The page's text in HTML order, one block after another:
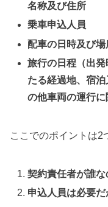
名称及び住所
乗車申込人員
配車の日時及び場
旅行の日程（出
たる経過地、宿
の他車両の運行に
ここでのポイントは2
契約責任者が誰な
申込人員は必要だ